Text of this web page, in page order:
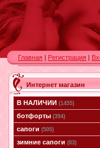
Главная | Регистрация |
Интернет магазин
В НАЛИЧИИ(1455)
ботфорты(394)
сапоги(505)
зимние сапоги(83)